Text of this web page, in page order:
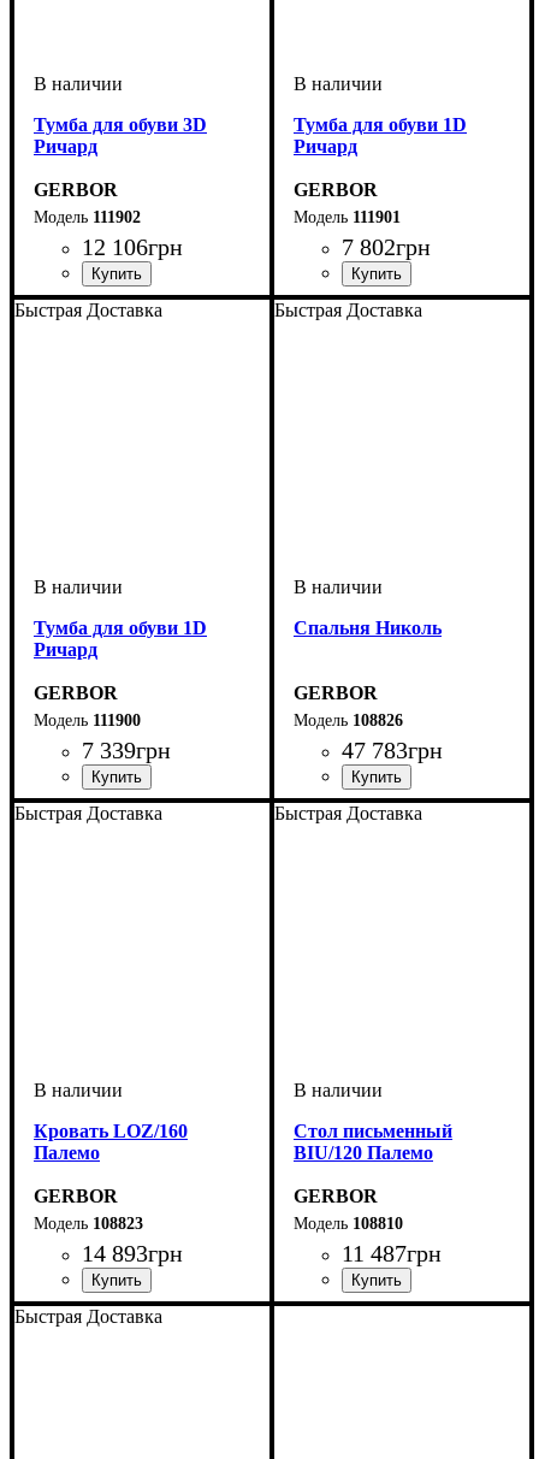
Тумба для обуви 3D
Ричард
GERBOR
111902
12 106грн
Тумба для обуви 1D
Ричард
GERBOR
111901
7 802грн
Быстрая Доставка
Тумба для обуви 1D
Ричард
GERBOR
111900
7 339грн
Быстрая Доставка
Спальня Николь
GERBOR
108826
47 783грн
Быстрая Доставка
Кровать LOZ/160
Палемо
GERBOR
108823
14 893грн
Быстрая Доставка
Cтол письменный
BIU/120 Палемо
GERBOR
108810
11 487грн
Быстрая Доставка